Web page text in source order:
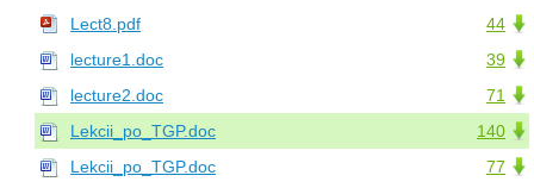
44
Lect8.pdf
39
lecture1.doc
71
lecture2.doc
140
Lekcii_po_TGP.doc
77
Lekcii_po_TGP.doc